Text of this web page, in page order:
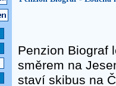
Penzion Biograf
směrem na
staví skibus na